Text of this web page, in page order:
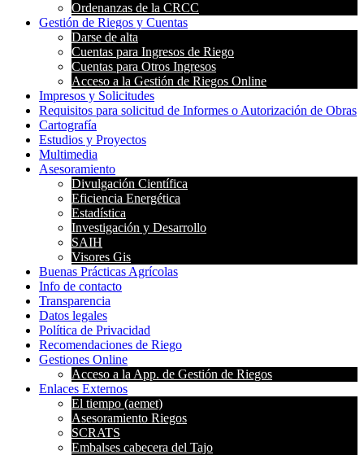
Ordenanzas de la CRCC
Gestión de Riegos y Cuentas
Darse de alta
Cuentas para Ingresos de Riego
Cuentas para Otros Ingresos
Acceso a la Gestión de Riegos Online
Impresos y Solicitudes
Requisitos para solicitud de Informes o Autorización de Obras
Cartografía
Estudios y Proyectos
Multimedia
Asesoramiento
Divulgación Científica
Eficiencia Energética
Estadística
Investigación y Desarrollo
SAIH
Visores Gis
Buenas Prácticas Agrícolas
Info de contacto
Transparencia
Datos legales
Política de Privacidad
Recomendaciones de Riego
Gestiones Online
Acceso a la App. de Gestión de Riegos
Enlaces Externos
El tiempo (aemet)
Asesoramiento Riegos
SCRATS
Embalses cabecera del Tajo